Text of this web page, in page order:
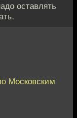
оставлять
Московским